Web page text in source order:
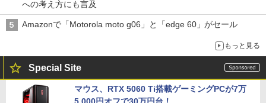
への考え方にも言及
Amazonで「Motorola moto g06」と「edge 60」がセール
もっと見る
Special Site
マウス、RTX 5060 Ti搭載ゲーミングPCが7万
5,000円オフで30万円台！